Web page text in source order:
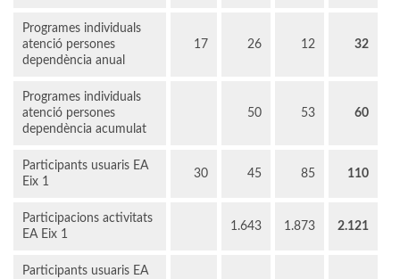
Programes individuals
atenció persones
dependència anual
17 26 12 32
Programes individuals
atenció persones
dependència acumulat
50 53 60
Participants usuaris EA
Eix 1
30 45 85 110
Participacions activitats
EA Eix 1
1.643 1.873 2.121
Participants usuaris EA